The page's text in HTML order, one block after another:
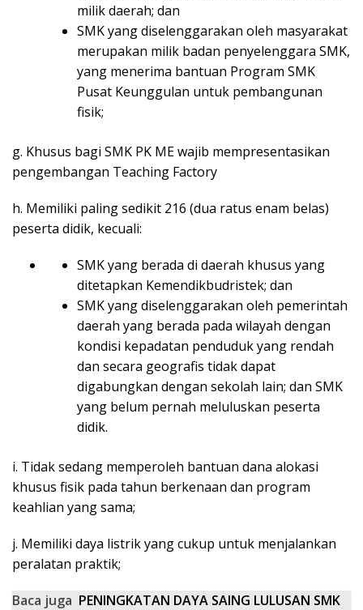
milik daerah; dan
SMK yang diselenggarakan oleh masyarakat
merupakan milik badan penyelenggara SMK,
yang menerima bantuan Program SMK
Pusat Keunggulan untuk pembangunan
fisik;
g. Khusus bagi SMK PK ME wajib mempresentasikan
pengembangan Teaching Factory
h. Memiliki paling sedikit 216 (dua ratus enam belas)
peserta didik, kecuali:
SMK yang berada di daerah khusus yang
ditetapkan Kemendikbudristek; dan
SMK yang diselenggarakan oleh pemerintah
daerah yang berada pada wilayah dengan
kondisi kepadatan penduduk yang rendah
dan secara geografis tidak dapat
digabungkan dengan sekolah lain; dan SMK
yang belum pernah meluluskan peserta
didik.
i. Tidak sedang memperoleh bantuan dana alokasi
khusus fisik pada tahun berkenaan dan program
keahlian yang sama;
j. Memiliki daya listrik yang cukup untuk menjalankan
peralatan praktik;
Baca juga PENINGKATAN DAYA SAING LULUSAN SMK